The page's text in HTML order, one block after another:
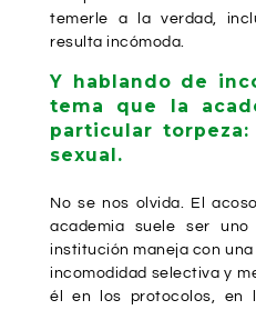
temerle a la verdad,
resulta incómoda.
Y hablando de
tema que la
particular
sexual.
No se nos olvida. El
academia suele ser
institución maneja con
incomodidad selectiva y
él en los protocolos, en